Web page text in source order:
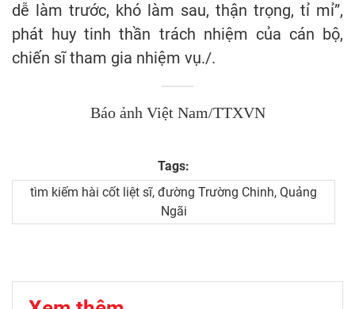
dễ làm trước, khó làm sau, thận trọng, tỉ mỉ”,
phát huy tinh thần trách nhiệm của cán bộ,
chiến sĩ tham gia nhiệm vụ./.
Báo ảnh Việt Nam/TTXVN
Tags:
tìm kiếm hài cốt liệt sĩ, đường Trường Chinh, Quảng
Ngãi